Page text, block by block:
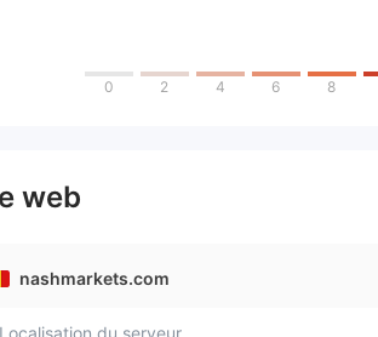
0 2 4 6 8
web
nashmarkets.com
Localisation du serveur